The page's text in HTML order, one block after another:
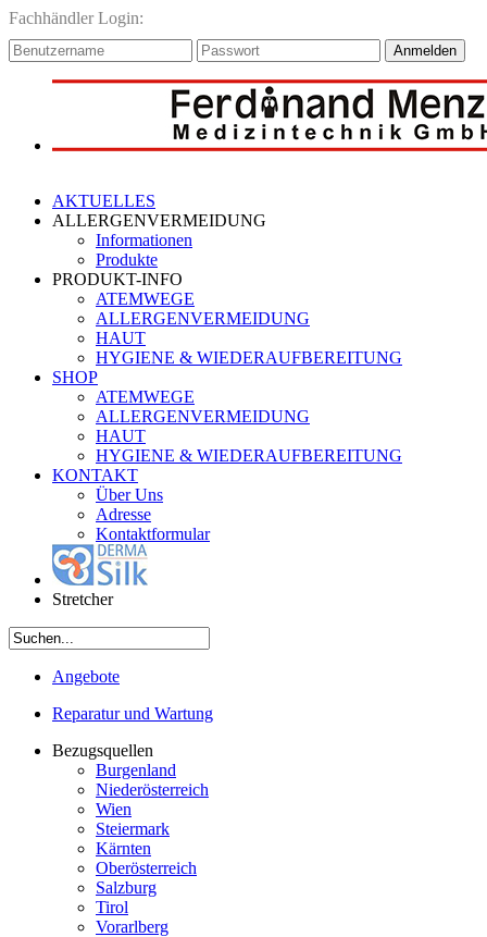
Fachhändler Login:
Anmelden
AKTUELLES
ALLERGENVERMEIDUNG
Informationen
Produkte
PRODUKT-INFO
ATEMWEGE
ALLERGENVERMEIDUNG
HAUT
HYGIENE & WIEDERAUFBEREITUNG
SHOP
ATEMWEGE
ALLERGENVERMEIDUNG
HAUT
HYGIENE & WIEDERAUFBEREITUNG
KONTAKT
Über Uns
Adresse
Kontaktformular
Stretcher
Angebote
Reparatur und Wartung
Bezugsquellen
Burgenland
Niederösterreich
Wien
Steiermark
Kärnten
Oberösterreich
Salzburg
Tirol
Vorarlberg